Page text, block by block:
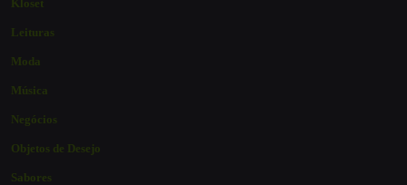
Kloset
Leituras
Moda
Música
Negócios
Objetos de Desejo
Sabores